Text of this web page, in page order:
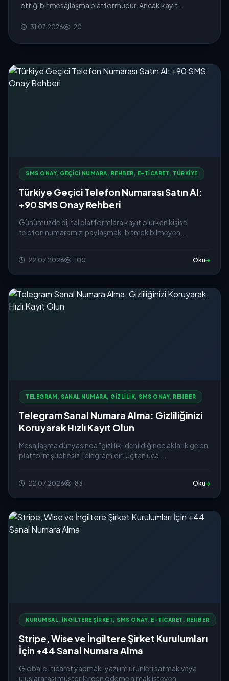
ettiği bir mesajlaşma platformudur. Ancak kayıt
31.07.2026 20
SMS ONAY, GEÇICI NUMARA, REHBER, E-TICARET, TÜRKIYE
Türkiye Geçici Telefon Numarası Satın Al:
+90 SMS Onay Rehberi
Günümüzde dijital platformlara kayıt olurken kişisel
telefon numaramızı paylaşmak, bitmek bilmeyen
22.07.2026 100 Oku
TELEGRAM, SANAL NUMARA, GIZLILIK, SMS ONAY, REHBER
Telegram Sanal Numara Alma: Gizliliğinizi
Koruyarak Hızlı Kayıt Olun
Mesajlaşma dünyasında "gizlilik" denildiğinde akla ilk gelen
platform şüphesiz Telegram'dır. Uçtan uca ...
22.07.2026 83 Oku
KURUMSAL, İNGILTERE ŞIRKET, SMS ONAY, E-TICARET, REHBER
Stripe, Wise ve İngiltere Şirket Kurulumları
İçin +44 Sanal Numara Alma
Global e-ticaret yapmak, yazılım ürünleri satmak veya
uluslararası müşterilerden ödeme almak isteyen...